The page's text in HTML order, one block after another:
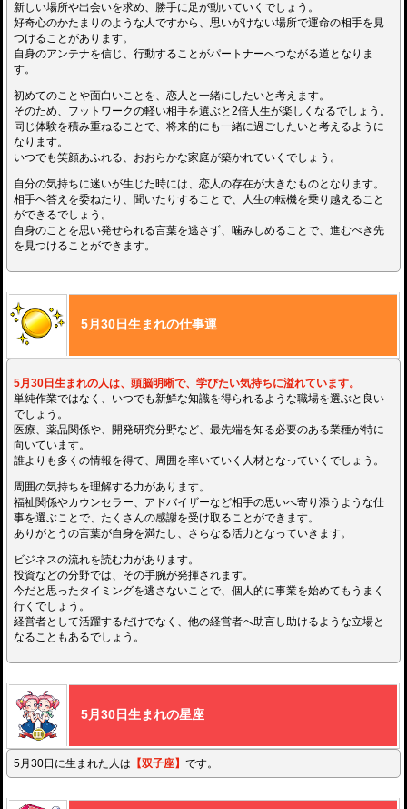
新しい場所や出会いを求め、勝手に足が動いていくでしょう。
好奇心のかたまりのような人ですから、思いがけない場所で運命の相手を見
つけることがあります。
自身のアンテナを信じ、行動することがパートナーへつながる道となりま
す。
初めてのことや面白いことを、恋人と一緒にしたいと考えます。
そのため、フットワークの軽い相手を選ぶと2倍人生が楽しくなるでしょう。
同じ体験を積み重ねることで、将来的にも一緒に過ごしたいと考えるように
なります。
いつでも笑顔あふれる、おおらかな家庭が築かれていくでしょう。
自分の気持ちに迷いが生じた時には、恋人の存在が大きなものとなります。
相手へ答えを委ねたり、聞いたりすることで、人生の転機を乗り越えること
ができるでしょう。
自身のことを思い発せられる言葉を逃さず、噛みしめることで、進むべき先
を見つけることができます。
5月30日生まれの仕事運
5月30日生まれの人は、頭脳明晰で、学びたい気持ちに溢れています。
単純作業ではなく、いつでも新鮮な知識を得られるような職場を選ぶと良い
でしょう。
医療、薬品関係や、開発研究分野など、最先端を知る必要のある業種が特に
向いています。
誰よりも多くの情報を得て、周囲を率いていく人材となっていくでしょう。
周囲の気持ちを理解する力があります。
福祉関係やカウンセラー、アドバイザーなど相手の思いへ寄り添うような仕
事を選ぶことで、たくさんの感謝を受け取ることができます。
ありがとうの言葉が自身を満たし、さらなる活力となっていきます。
ビジネスの流れを読む力があります。
投資などの分野では、その手腕が発揮されます。
今だと思ったタイミングを逃さないことで、個人的に事業を始めてもうまく
行くでしょう。
経営者として活躍するだけでなく、他の経営者へ助言し助けるような立場と
なることもあるでしょう。
5月30日生まれの星座
5月30日に生まれた人は 【双子座】 です。